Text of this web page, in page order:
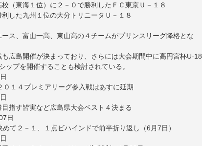
（東海１位）に２－０で勝利したＦＣ東京Ｕ－１８
した九州１位の大分トリニータＵ－１８
ス、富山一高、東山高の４チームがプリンスリーグ降格とな
広島開催が決まっており、さらには大会期間中に高円宮杯U-18
プを開催することも検討されている。
１４プレミアリーグ参入戦はあすに延期
指す皆実など広島県大会ベスト４決まる
日
て２－１、１点ビハインドで前半折り返し（6月7日）